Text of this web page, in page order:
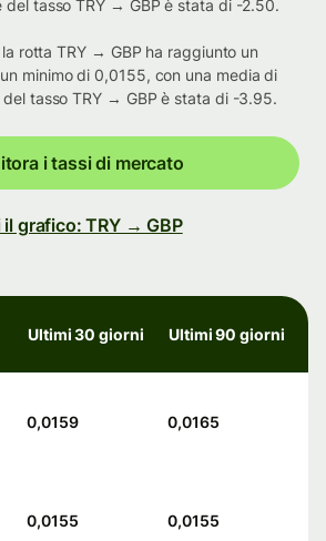
del tasso TRY → GBP è stata di -2.50.
rotta TRY → GBP ha raggiunto un
minimo di 0,0155, con una media di
tasso TRY → GBP è stata di -3.95.
i tassi di mercato
il grafico: TRY → GBP
Ultimi 30 giorni Ultimi 90 giorni
0,0159 0,0165
0,0155 0,0155